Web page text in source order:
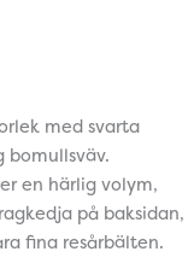
med svarta
bomullsväv.
en härlig volym,
på baksidan,
fina resårbälten.